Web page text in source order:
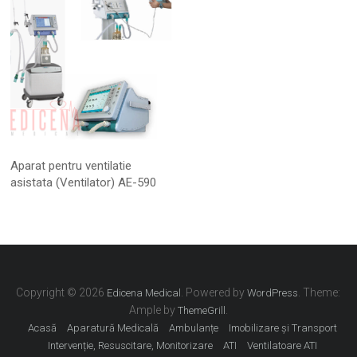
Aparat pentru ventilatie
asistata (Ventilator) AE-590
Copyright © 2026 Edicena Medical . Powered byWordPress . Theme:
Ample by ThemeGrill
Acasă Aparatură Medicală Ambulanțe
Imobilizare și Transport
Intervenție, Resuscitare, Monitorizare
ATI Ventilatoare ATI